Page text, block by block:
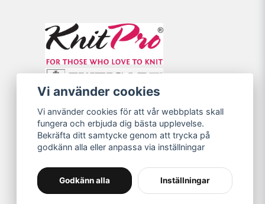
Vi använder cookies
Vi använder cookies för att vår webbplats skall
fungera och erbjuda dig bästa upplevelse.
Bekräfta ditt samtycke genom att trycka på
godkänn alla eller anpassa via inställningar
Godkänn alla Inställningar